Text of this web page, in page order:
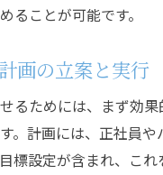
スキルアップの重要性
成長を見据えた採用戦
募者への魅力的なキャ
用のための評価基準の
ることが可能です。
画の立案と実行
るためには、まず効
。計画には、正社員や
標設定が含まれ、これ